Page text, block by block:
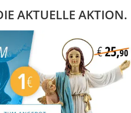
AKTUELLE AKTION.